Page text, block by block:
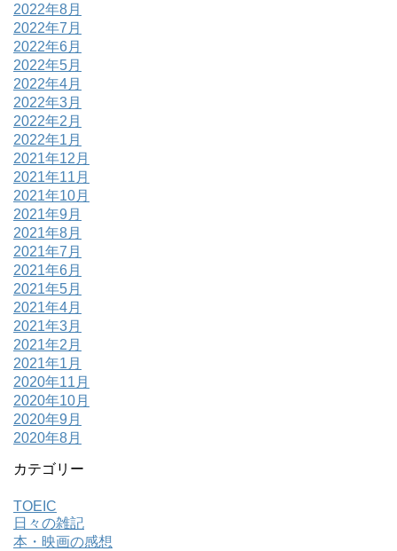
2022年8月
2022年7月
2022年6月
2022年5月
2022年4月
2022年3月
2022年2月
2022年1月
2021年12月
2021年11月
2021年10月
2021年9月
2021年8月
2021年7月
2021年6月
2021年5月
2021年4月
2021年3月
2021年2月
2021年1月
2020年11月
2020年10月
2020年9月
2020年8月
カテゴリー
TOEIC
日々の雑記
本・映画の感想